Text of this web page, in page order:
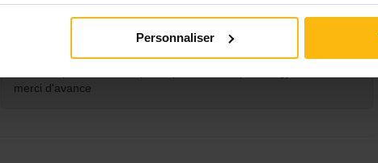
Personnaliser
bonsoir , voila je suis en 1 ere educateur spécialisé en
accompagnement psycho educatif et je voudrai savoir quel sont les
débouche et les passerelle pr un éventuel master car j'ai entendu
merci d'avance